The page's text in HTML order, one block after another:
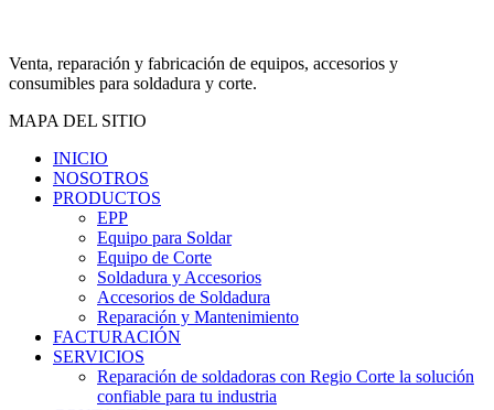
Venta, reparación y fabricación de equipos, accesorios y
consumibles para soldadura y corte.
MAPA DEL SITIO
INICIO
NOSOTROS
PRODUCTOS
EPP
Equipo para Soldar
Equipo de Corte
Soldadura y Accesorios
Accesorios de Soldadura
Reparación y Mantenimiento
FACTURACIÓN
SERVICIOS
Reparación de soldadoras con Regio Corte la solución
confiable para tu industria